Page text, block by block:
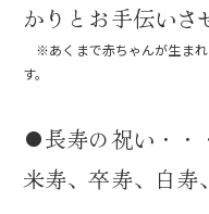
かりとお手伝いさ
※あくまで赤ちゃんが生まれ
す。
●長寿の祝い・・
米寿、卒寿、白寿